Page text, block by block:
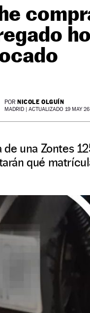
POR NICOLE OLGUÍN
MADRID | ACTUALIZADO 19 MAY
de una Zontes
qué